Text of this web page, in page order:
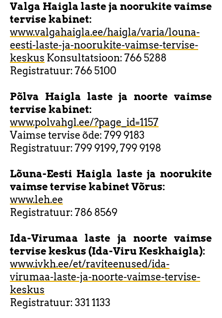
Valga Haigla laste ja noorukite vaimse
tervise kabinet:
www.valgahaigla.ee/haigla/varia/louna-
eesti-laste-ja-noorukite-vaimse-tervise-
keskus Konsultatsioon: 766 5288
Registratuur: 766 5100
Põlva Haigla laste ja noorte vaimse
tervise kabinet:
www.polvahgl.ee/?page_id=1157
Vaimse tervise õde: 799 9183
Registratuur: 799 9199, 799 9198
Lõuna-Eesti Haigla laste ja noorukite
vaimse tervise kabinet Võrus:
www.leh.ee
Registratuur: 786 8569
Ida-Virumaa laste ja noorte vaimse
tervise keskus (Ida-Viru Keskhaigla):
www.ivkh.ee/et/raviteenused/ida-
virumaa-laste-ja-noorte-vaimse-tervise-
keskus
Registratuur: 331 1133